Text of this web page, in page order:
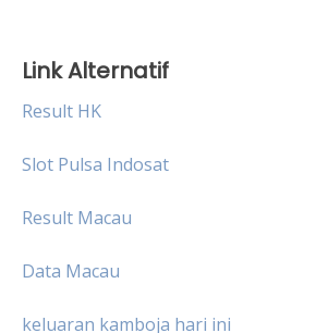
Link Alternatif
Result HK
Slot Pulsa Indosat
Result Macau
Data Macau
keluaran kamboja hari ini